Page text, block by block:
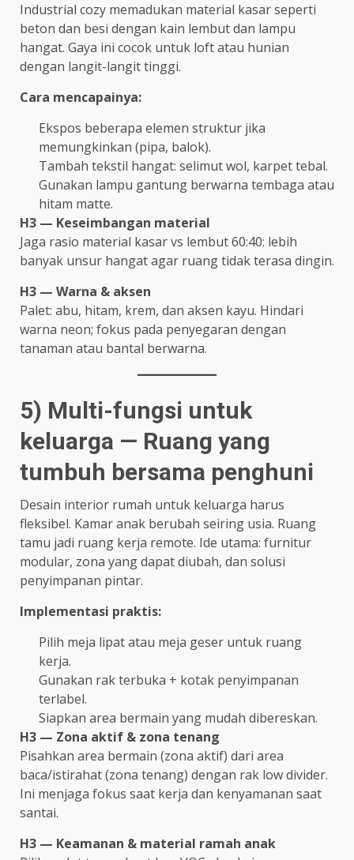
Industrial cozy memadukan material kasar seperti
beton dan besi dengan kain lembut dan lampu
hangat. Gaya ini cocok untuk loft atau hunian
dengan langit-langit tinggi.
Cara mencapainya:
Ekspos beberapa elemen struktur jika
memungkinkan (pipa, balok).
Tambah tekstil hangat: selimut wol, karpet tebal.
Gunakan lampu gantung berwarna tembaga atau
hitam matte.
H3 — Keseimbangan material
Jaga rasio material kasar vs lembut 60:40: lebih
banyak unsur hangat agar ruang tidak terasa dingin.
H3 — Warna & aksen
Palet: abu, hitam, krem, dan aksen kayu. Hindari
warna neon; fokus pada penyegaran dengan
tanaman atau bantal berwarna.
5) Multi-fungsi untuk
keluarga — Ruang yang
tumbuh bersama penghuni
Desain interior rumah untuk keluarga harus
fleksibel. Kamar anak berubah seiring usia. Ruang
tamu jadi ruang kerja remote. Ide utama: furnitur
modular, zona yang dapat diubah, dan solusi
penyimpanan pintar.
Implementasi praktis:
Pilih meja lipat atau meja geser untuk ruang
kerja.
Gunakan rak terbuka + kotak penyimpanan
terlabel.
Siapkan area bermain yang mudah dibereskan.
H3 — Zona aktif & zona tenang
Pisahkan area bermain (zona aktif) dari area
baca/istirahat (zona tenang) dengan rak low divider.
Ini menjaga fokus saat kerja dan kenyamanan saat
santai.
H3 — Keamanan & material ramah anak